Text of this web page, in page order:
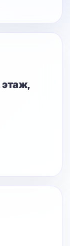
этаж,